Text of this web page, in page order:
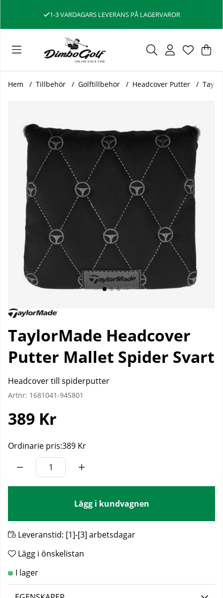
1-3 VARDAGARS LEVERANS PÅ LAGERVAROR
.
Hem Tillbehör Golftillbehör Headcover Putter
TaylorMade Headcover
Putter Mallet Spider Svart
Headcover till spiderputter
Artnr: 1681041-945801
389 Kr
Ordinarie pris:389 Kr
Lägg i kundvagnen
Leveranstid: [1]-[3] arbetsdagar
Lägg i önskelistan